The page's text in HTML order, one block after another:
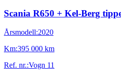
Scania R650 + Kel-Berg
Årsmodell:2020
Km:395 000 km
Ref. nr.:Vogn 11